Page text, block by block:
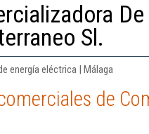
Sl.
energía eléctrica | Málaga
de